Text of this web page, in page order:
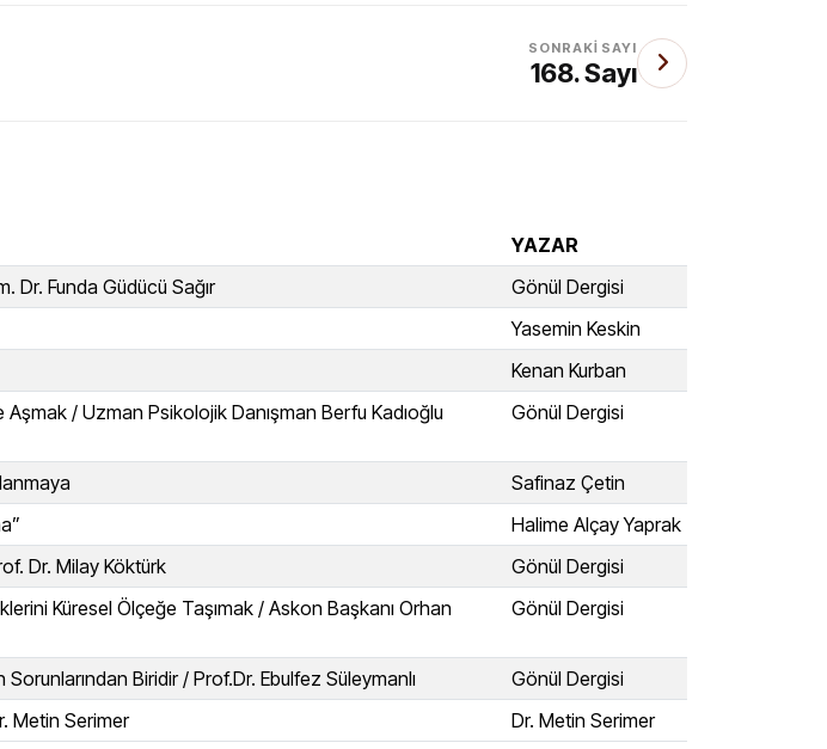
SONRAKI SAYI
168. Sayı
YAZAR
Dr. Funda Güdücü Sağır
Gönül Dergisi
Yasemin Keskin
Kenan Kurban
Aşmak / Uzman Psikolojik Danışman Berfu Kadıoğlu
Gönül Dergisi
Safinaz Çetin
Halime Alçay Yaprak
Dr. Milay Köktürk
Gönül Dergisi
Küresel Ölçeğe Taşımak / Askon Başkanı Orhan
Gönül Dergisi
Sorunlarından Biridir / Prof.Dr. Ebulfez Süleymanlı
Gönül Dergisi
Metin Serimer
Dr. Metin Serimer